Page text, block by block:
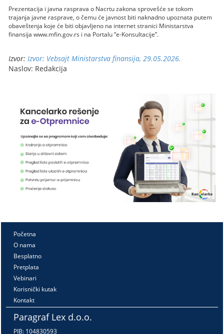
Prezentacija i javna rasprava o Nacrtu zakona sprovešće se tokom
trajanja javne rasprave, o čemu će javnost biti naknadno upoznata putem
obaveštenja koje će biti objavljeno na internet stranici Ministarstva
finansija www.mfin.gov.rs i na Portalu “e-Konsultacije”.
Izvor: Izvor: Vebsajt Ministarstva finansija, 29.05.2026.
Naslov: Redakcija
Početna
O nama
Besplatno
Pretplata
Vebinari
Korisnički kutak
Kontakt
Paragraf Lex d.o.o.
PIB: 104830593